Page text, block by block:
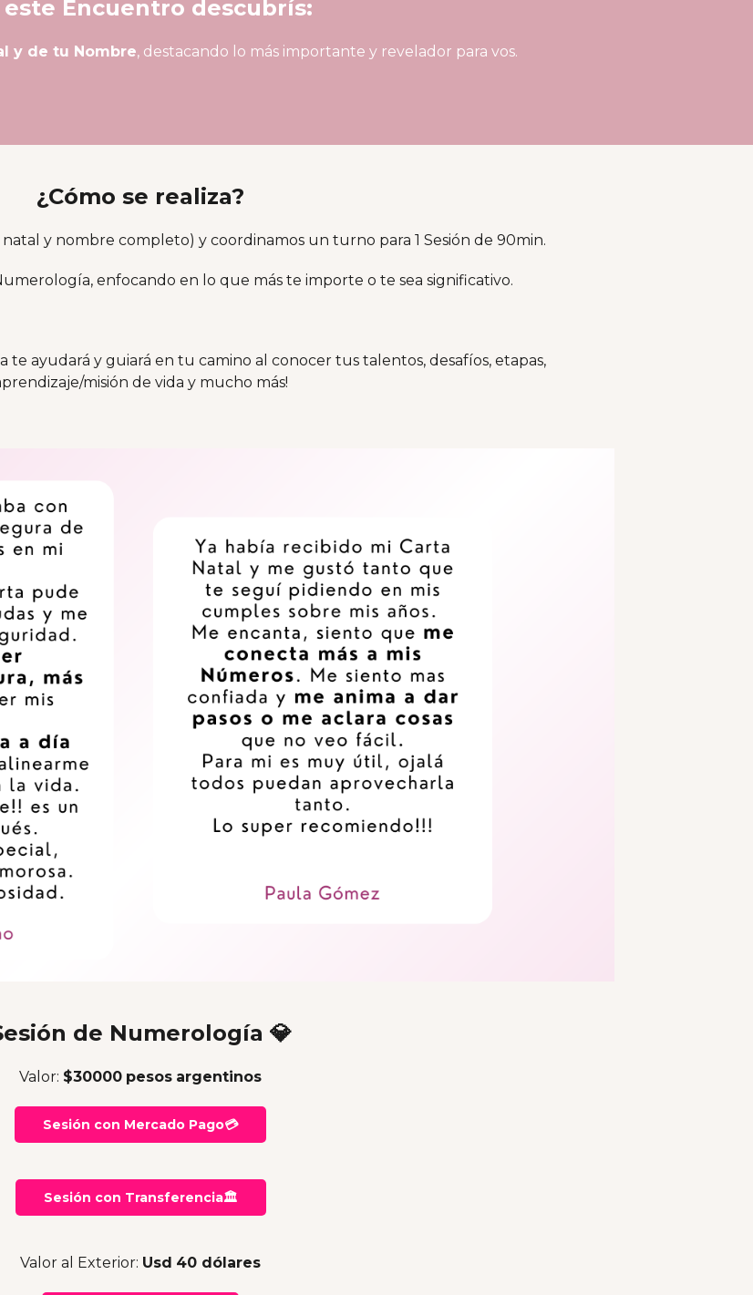
este Encuentro descubrís:
y de tu Nombre, destacando lo más importante y revelador para vos.
¿Cómo se realiza?
y nombre completo) y coordinamos un turno para 1 Sesión de 90min.
enfocando en lo que más te importe o te sea significativo.
ayudará y guiará en tu camino al conocer tus talentos, desafíos, etapas,
misión de vida y mucho más!
de Numerología 💎
Valor: $30000 pesos argentinos
Sesión con Mercado Pago💳
Sesión con Transferencia🏛
Valor al Exterior: Usd 40 dólares